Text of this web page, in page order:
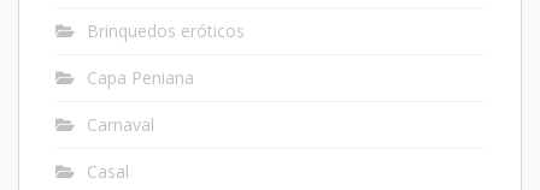
Brinquedos eróticos
Capa Peniana
Carnaval
Casal